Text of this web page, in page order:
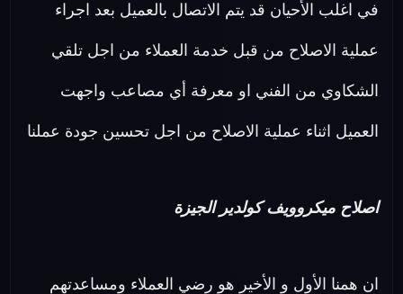
في اغلب الأحيان قد يتم الاتصال بالعميل بعد اجراء
عملية الاصلاح من قبل خدمة العملاء من اجل تلقي
الشكاوي من الفني او معرفة أي مصاعب واجهت
العميل اثناء عملية الاصلاح من اجل تحسين جودة عملنا
اصلاح ميكروويف كولدير الجيزة
ان همنا الأول و الأخير هو رضي العملاء ومساعدتهم